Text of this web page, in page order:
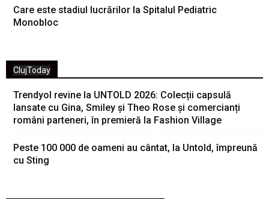
Care este stadiul lucrărilor la Spitalul Pediatric
Monobloc
ClujToday
Trendyol revine la UNTOLD 2026: Colecții capsulă
lansate cu Gina, Smiley și Theo Rose și comercianți
români parteneri, în premieră la Fashion Village
Peste 100 000 de oameni au cântat, la Untold, împreună
cu Sting